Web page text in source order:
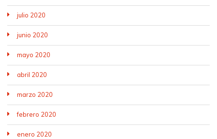
julio 2020
junio 2020
mayo 2020
abril 2020
marzo 2020
febrero 2020
enero 2020